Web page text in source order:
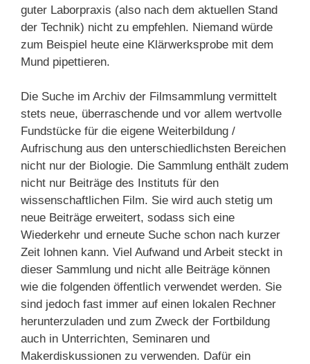
guter Laborpraxis (also nach dem aktuellen Stand
der Technik) nicht zu empfehlen. Niemand würde
zum Beispiel heute eine Klärwerksprobe mit dem
Mund pipettieren.
Die Suche im Archiv der Filmsammlung vermittelt
stets neue, überraschende und vor allem wertvolle
Fundstücke für die eigene Weiterbildung /
Aufrischung aus den unterschiedlichsten Bereichen
nicht nur der Biologie. Die Sammlung enthält zudem
nicht nur Beiträge des Instituts für den
wissenschaftlichen Film. Sie wird auch stetig um
neue Beiträge erweitert, sodass sich eine
Wiederkehr und erneute Suche schon nach kurzer
Zeit lohnen kann. Viel Aufwand und Arbeit steckt in
dieser Sammlung und nicht alle Beiträge können
wie die folgenden öffentlich verwendet werden. Sie
sind jedoch fast immer auf einen lokalen Rechner
herunterzuladen und zum Zweck der Fortbildung
auch in Unterrichten, Seminaren und
Makerdiskussionen zu verwenden. Dafür ein